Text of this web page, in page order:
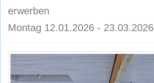
erwerben
Montag 12.01.2026 - 23.03.2026